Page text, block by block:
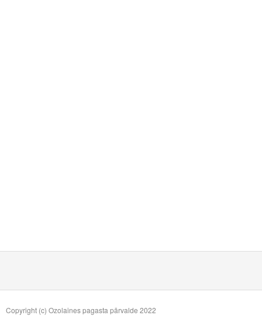
Copyright (c) Ozolaines pagasta pārvalde 2022